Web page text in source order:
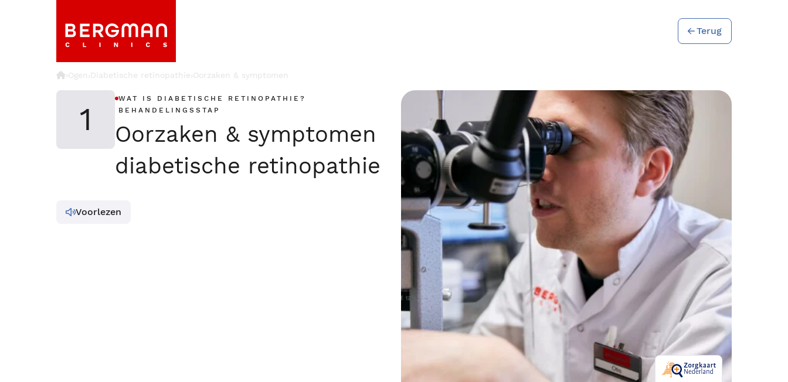
Terug
›Ogen›Diabetische retinopathie›Oorzaken & symptomen
1
WAT IS DIABETISCHE RETINOPATHIE?
BEHANDELINGSSTAP
Oorzaken & symptomen
diabetische retinopathie
Voorlezen